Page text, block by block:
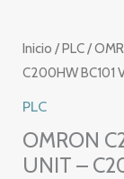
Inicio /PLC/
C200HW BC101
PLC
OMRON
UNIT –